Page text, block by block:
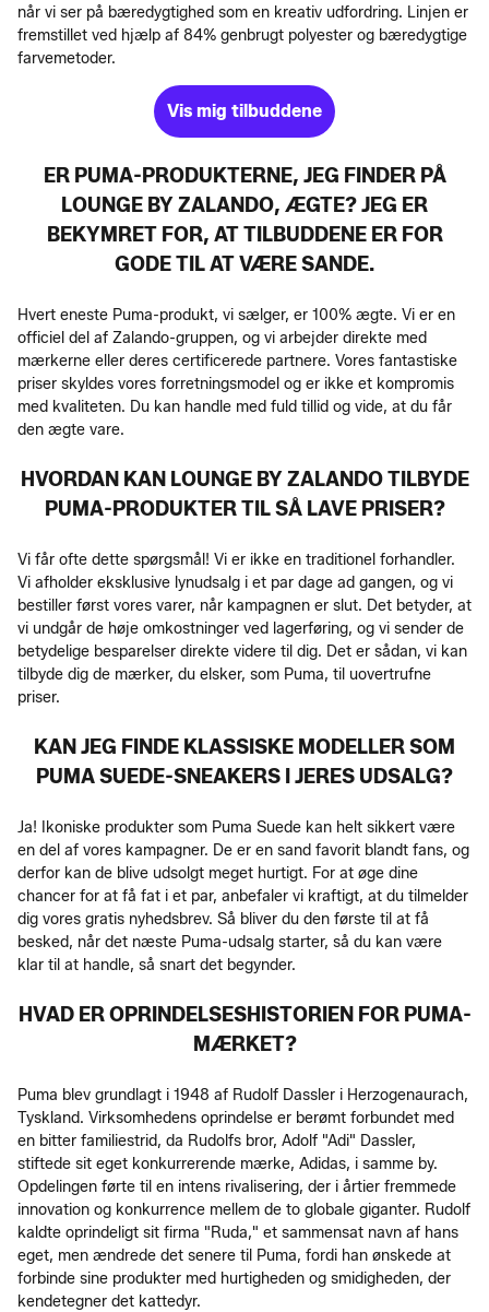
når vi ser på bæredygtighed som en kreativ udfordring. Linjen er
fremstillet ved hjælp af 84% genbrugt polyester og bæredygtige
farvemetoder.
Vis mig tilbuddene
ER PUMA-PRODUKTERNE, JEG FINDER PÅ
LOUNGE BY ZALANDO, ÆGTE? JEG ER
BEKYMRET FOR, AT TILBUDDENE ER FOR
GODE TIL AT VÆRE SANDE.
Hvert eneste Puma-produkt, vi sælger, er 100% ægte. Vi er en
officiel del af Zalando-gruppen, og vi arbejder direkte med
mærkerne eller deres certificerede partnere. Vores fantastiske
priser skyldes vores forretningsmodel og er ikke et kompromis
med kvaliteten. Du kan handle med fuld tillid og vide, at du får
den ægte vare.
HVORDAN KAN LOUNGE BY ZALANDO TILBYDE
PUMA-PRODUKTER TIL SÅ LAVE PRISER?
Vi får ofte dette spørgsmål! Vi er ikke en traditionel forhandler.
Vi afholder eksklusive lynudsalg i et par dage ad gangen, og vi
bestiller først vores varer, når kampagnen er slut. Det betyder, at
vi undgår de høje omkostninger ved lagerføring, og vi sender de
betydelige besparelser direkte videre til dig. Det er sådan, vi kan
tilbyde dig de mærker, du elsker, som Puma, til uovertrufne
priser.
KAN JEG FINDE KLASSISKE MODELLER SOM
PUMA SUEDE-SNEAKERS I JERES UDSALG?
Ja! Ikoniske produkter som Puma Suede kan helt sikkert være
en del af vores kampagner. De er en sand favorit blandt fans, og
derfor kan de blive udsolgt meget hurtigt. For at øge dine
chancer for at få fat i et par, anbefaler vi kraftigt, at du tilmelder
dig vores gratis nyhedsbrev. Så bliver du den første til at få
besked, når det næste Puma-udsalg starter, så du kan være
klar til at handle, så snart det begynder.
HVAD ER OPRINDELSESHISTORIEN FOR PUMA-
MÆRKET?
Puma blev grundlagt i 1948 af Rudolf Dassler i Herzogenaurach,
Tyskland. Virksomhedens oprindelse er berømt forbundet med
en bitter familiestrid, da Rudolfs bror, Adolf "Adi" Dassler,
stiftede sit eget konkurrerende mærke, Adidas, i samme by.
Opdelingen førte til en intens rivalisering, der i årtier fremmede
innovation og konkurrence mellem de to globale giganter. Rudolf
kaldte oprindeligt sit firma "Ruda," et sammensat navn af hans
eget, men ændrede det senere til Puma, fordi han ønskede at
forbinde sine produkter med hurtigheden og smidigheden, der
kendetegner det kattedyr.